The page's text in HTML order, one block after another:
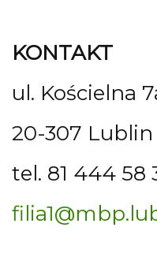
KONTAKT
ul. Kościelna
20-307 Lublin
tel. 81 444 58